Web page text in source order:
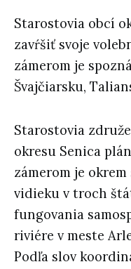
Starostovia obcí
zavŕšiť svoje
zámerom je
Švajčiarsku,
Starostovia
okresu Senica
zámerom je
vidieku v troch
fungovania
riviére v meste
Podľa slov